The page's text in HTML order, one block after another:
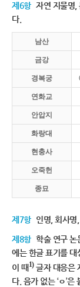
제6항 자연 지물명,
다.
남산
금강
경복궁
연화교
안압지
화랑대
현충사
오죽헌
종묘
제7항 인명, 회사명
제8항 학술 연구 논
에는 한글 표기를 대
이 때1)글자 대응은
다. 음가 없는 ‘ㅇ’